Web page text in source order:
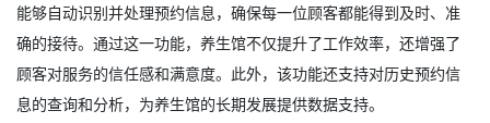
能够自动识别并处理预约信息，确保每一位顾客都能得到及时、准
确的接待。通过这一功能，养生馆不仅提升了工作效率，还增强了
顾客对服务的信任感和满意度。此外，该功能还支持对历史预约信
息的查询和分析，为养生馆的长期发展提供数据支持。